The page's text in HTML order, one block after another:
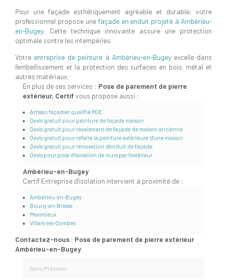
Pour une façade esthétiquement agréable et durable, votre
professionnel propose une façade en enduit projeté à Ambérieu-
en-Bugey. Cette technique innovante assure une protection
optimale contre les intempéries.
Votre entreprise de peinture à Ambérieu-en-Bugeyexcelle dans
l'embellissement et la protection des surfaces en bois, métal et
autres matériaux.
En plus de ses services : Pose de parement de pierre
extérieur, Certif vous propose aussi :
Artisan façadier qualifié RGE
Devis gratuit pour peinture de façade maison
Devis gratuit pour ravalement de façade de maison ancienne
Devis gratuit pour refaire la peinture extérieure d'une maison
Devis gratuit pour rénovation d'enduit de façade
Devis pour pose d'isolation de murs par l'extérieur
Ambérieu-en-Bugey
Certif Entreprise d'isolation intervient à proximité de :
Ambérieu-en-Bugey
Bourg-en-Bresse
Meximieux
Villars-les-Dombes
Contactez-nous : Pose de parement de pierre extérieur
Ambérieu-en-Bugey